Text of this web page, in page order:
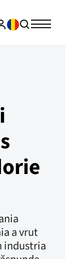
a vrut
industria